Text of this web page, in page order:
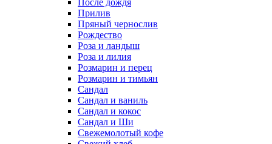
После дождя
Прилив
Пряный чернослив
Рождество
Роза и ландыш
Роза и лилия
Розмарин и перец
Розмарин и тимьян
Сандал
Сандал и ваниль
Сандал и кокос
Сандал и Ши
Свежемолотый кофе